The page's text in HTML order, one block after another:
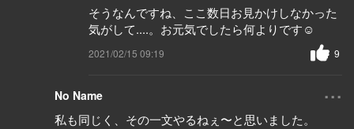
そうなんですね、ここ数日お見かけしなかった
気がして....。お元気でしたら何よりです☺️
2021/02/15 09:19 9
No Name ...
私も同じく、その一文やるねぇ〜と思いました。